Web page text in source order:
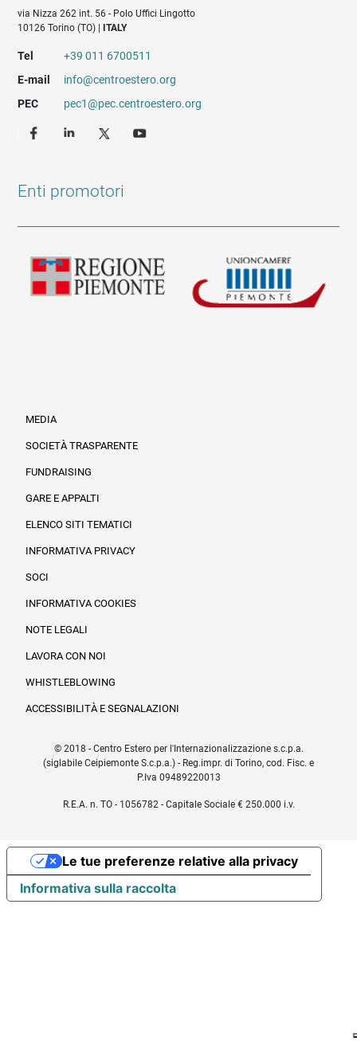
via Nizza 262 int. 56 - Polo Uffici Lingotto
10126 Torino (TO) |
ITALY
Tel
+39 011 6700511
E-mail
info@centroestero.org
PEC
pec1@pec.centroestero.org
Enti promotori
MEDIA
SOCIETÀ TRASPARENTE
FUNDRAISING
GARE E APPALTI
ELENCO SITI TEMATICI
INFORMATIVA PRIVACY
SOCI
INFORMATIVA COOKIES
NOTE LEGALI
LAVORA CON NOI
WHISTLEBLOWING
ACCESSIBILITÀ E SEGNALAZIONI
© 2018 - Centro Estero per l'Internazionalizzazione s.c.p.a.
(siglabile Ceipiemonte S.c.p.a.) - Reg.impr. di Torino, cod. Fisc. e
P.Iva 09489220013
R.E.A. n. TO - 1056782 - Capitale Sociale € 250.000 i.v.
Informativa sulla raccolta
Le tue preferenze relative alla privacy